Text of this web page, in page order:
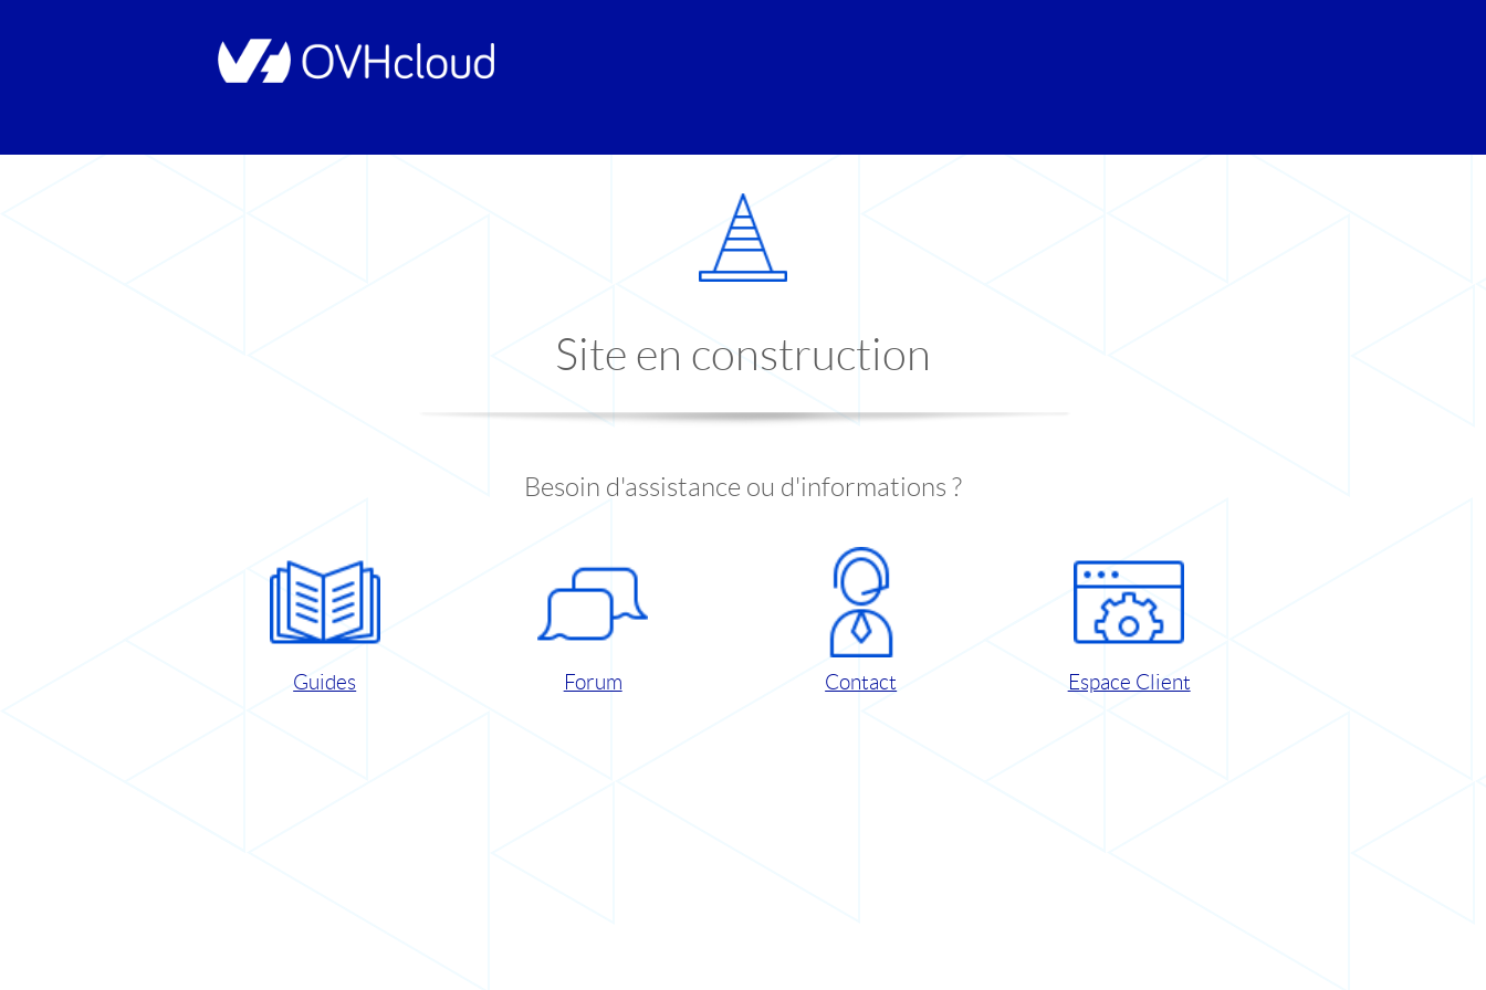
Site en construction
Besoin d'assistance ou d'informations ?
Guides Forum Contact Espace Client